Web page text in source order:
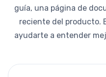
guía, una página de
reciente del producto.
ayudarte a entender